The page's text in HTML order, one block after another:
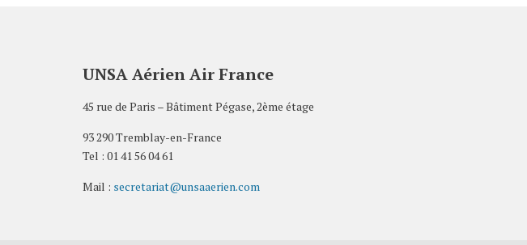
UNSA Aérien Air France
45 rue de Paris – Bâtiment Pégase, 2ème étage
93 290 Tremblay-en-France
Tel : 01 41 56 04 61
Mail : secretariat@unsaaerien.com